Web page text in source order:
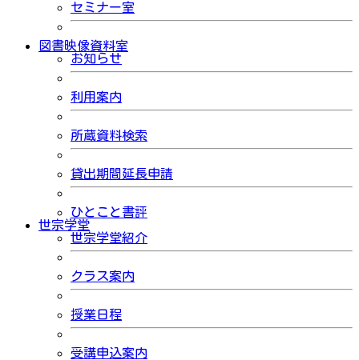
セミナー室
図書映像資料室
お知らせ
利用案内
所蔵資料検索
貸出期間延長申請
ひとこと書評
世宗学堂
世宗学堂紹介
クラス案内
授業日程
受講申込案内